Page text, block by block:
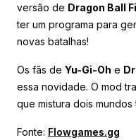
versão de Dragon Ball
ter um programa para
novas batalhas!
Os fãs de Yu-Gi-Oh e
essa novidade. O mod
que mistura dois
Fonte: Flowgames.gg